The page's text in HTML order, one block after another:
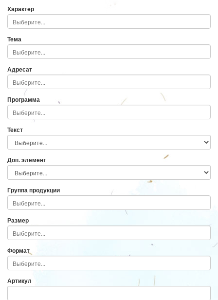
Характер
Тема
Адресат
Программа
Текст
Доп. элемент
Группа продукции
Размер
Формат
Артикул